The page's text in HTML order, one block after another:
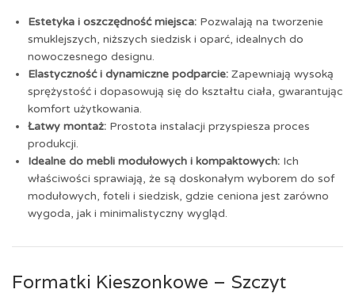
Estetyka i oszczędność miejsca: Pozwalają na tworzenie
smuklejszych, niższych siedzisk i oparć, idealnych do
nowoczesnego designu.
Elastyczność i dynamiczne podparcie: Zapewniają wysoką
sprężystość i dopasowują się do kształtu ciała, gwarantując
komfort użytkowania.
Łatwy montaż: Prostota instalacji przyspiesza proces
produkcji.
Idealne do mebli modułowych i kompaktowych: Ich
właściwości sprawiają, że są doskonałym wyborem do sof
modułowych, foteli i siedzisk, gdzie ceniona jest zarówno
wygoda, jak i minimalistyczny wygląd.
Formatki Kieszonkowe – Szczyt